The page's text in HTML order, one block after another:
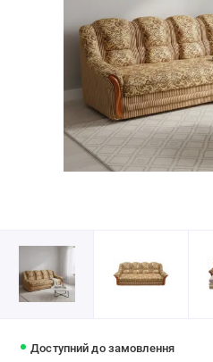
Доступний до замовлення